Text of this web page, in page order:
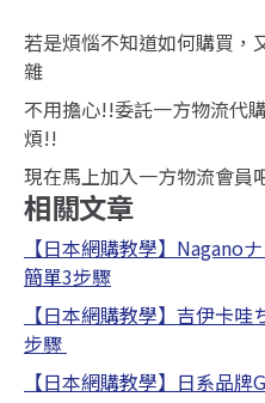
若是煩惱不知道如何購買，
雜
不用擔心!!委託一方物流代
煩!!
現在馬上加入一方物流會員
相關文章
【日本網購教學】Nagano
簡單3步驟
【日本網購教學】吉伊卡
步驟
【日本網購教學】日系品